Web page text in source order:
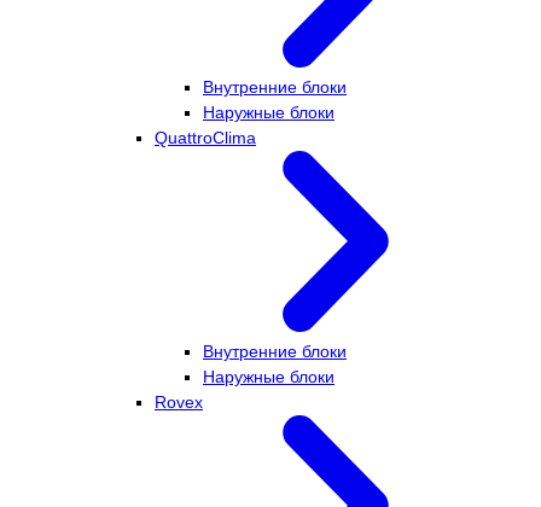
Внутренние блоки
Наружные блоки
QuattroClima
Внутренние блоки
Наружные блоки
Rovex